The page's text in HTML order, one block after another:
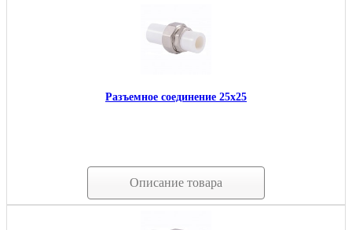
Разъемное соединение 25х25
Описание товара